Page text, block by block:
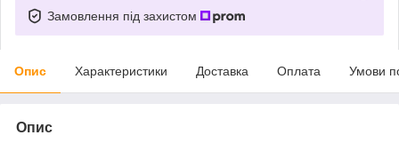
Замовлення під захистом
Опис Характеристики Доставка Оплата Умови
Опис